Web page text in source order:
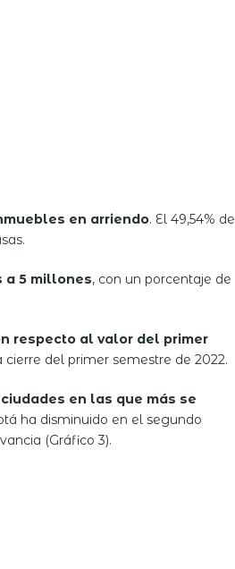
en arriendo. El 49,54% de
a 5 millones, con un porcentaje de
respecto al valor del primer
del primer semestre de 2022.
en las que más se
ha disminuido en el segundo
(Gráfico 3).